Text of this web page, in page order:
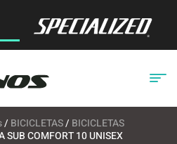
/ BICICLETAS/ BICICLETAS
SUB COMFORT 10 UNISEX